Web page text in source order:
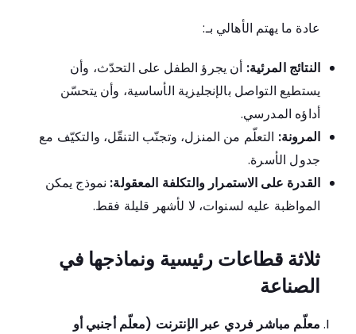
عادة ما يهتم الأهالي بـ:
النتائج المرئية: أن يجرؤ الطفل على التحدّث، وأن
يستطيع التواصل بالإنجليزية الأساسية، وأن يتحسّن
أداؤه المدرسي.
المرونة: التعلّم من المنزل، وتجنّب التنقّل، والتكيّف مع
جدول الأسرة.
القدرة على الاستمرار والتكلفة المعقولة: نموذج يمكن
المواظبة عليه لسنوات، لا لأشهر قليلة فقط.
ثلاثة قطاعات رئيسية ونماذجها في
الصناعة
معلّم مباشر فردي عبر الإنترنت (معلّم أجنبي أو